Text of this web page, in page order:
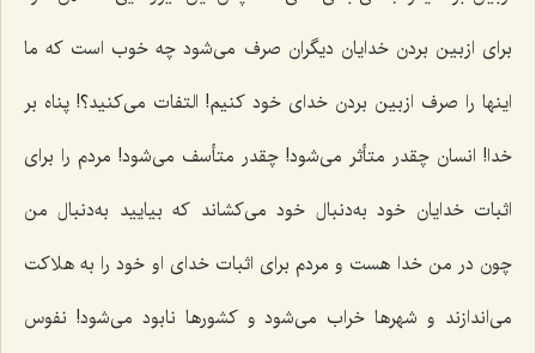
برای ازبین بردن خدایان دیگران صرف می‌شود چه خوب است که ما
اینها را صرف ازبین بردن خدای خود کنیم! التفات می‌کنید؟! پناه بر
خدا! انسان چقدر متأثر می‌شود! چقدر متأسف می‌شود! مردم را برای
اثبات خدایان خود به‌دنبال خود می‌کشاند که بیایید به‌دنبال من
چون در من خدا هست و مردم برای اثبات خدای او خود را به هلاکت
می‌اندازند و شهرها خراب می‌شود و کشورها نابود می‌شود! نفوس